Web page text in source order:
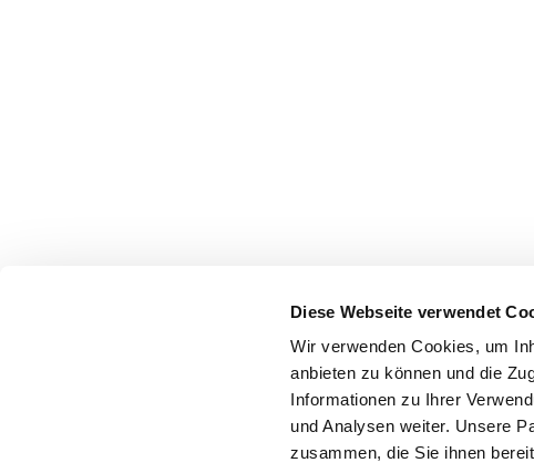
Diese Webseite verwendet
Wir verwenden Cookies, um
anbieten zu können und die
Informationen zu Ihrer
und Analysen weiter. Unsere
zusammen, die Sie ihnen